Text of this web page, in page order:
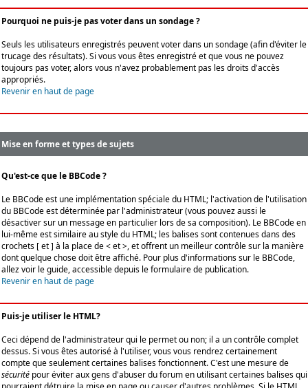
Pourquoi ne puis-je pas voter dans un sondage ?
Seuls les utilisateurs enregistrés peuvent voter dans un sondage (afin d'éviter le
trucage des résultats). Si vous vous êtes enregistré et que vous ne pouvez
toujours pas voter, alors vous n'avez probablement pas les droits d'accès
appropriés.
Revenir en haut de page
Mise en forme et types de sujets
Qu'est-ce que le BBCode ?
Le BBCode est une implémentation spéciale du HTML; l'activation de l'utilisation
du BBCode est déterminée par l'administrateur (vous pouvez aussi le
désactiver sur un message en particulier lors de sa composition). Le BBCode en
lui-même est similaire au style du HTML; les balises sont contenues dans des
crochets [ et ] à la place de < et >, et offrent un meilleur contrôle sur la manière
dont quelque chose doit être affiché. Pour plus d'informations sur le BBCode,
allez voir le guide, accessible depuis le formulaire de publication.
Revenir en haut de page
Puis-je utiliser le HTML?
Ceci dépend de l'administrateur qui le permet ou non; il a un contrôle complet
dessus. Si vous êtes autorisé à l'utiliser, vous vous rendrez certainement
compte que seulement certaines balises fonctionnent. C'est une mesure de
sécurité pour éviter aux gens d'abuser du forum en utilisant certaines balises qui